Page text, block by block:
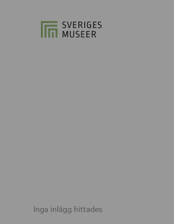
Inga inlägg hittades